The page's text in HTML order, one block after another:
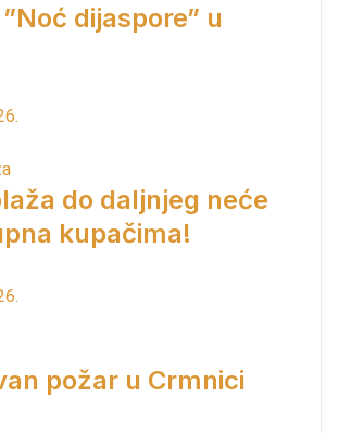
dijaspore” u
do daljnjeg neće
kupačima!
požar u Crmnici